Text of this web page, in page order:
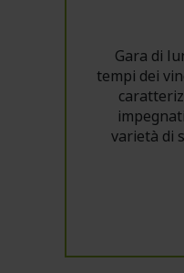
Gara di
tempi dei
varietà di